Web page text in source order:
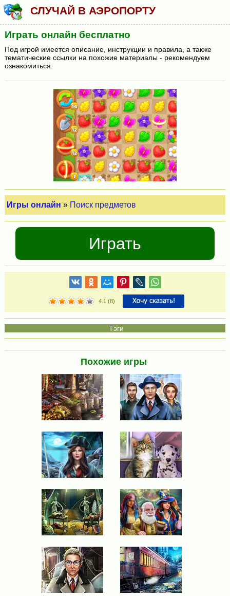
СЛУЧАЙ В АЭРОПОРТУ
Играть онлайн бесплатно
Под игрой имеется описание, инструкции и правила, а также
тематические ссылки на похожие материалы - рекомендуем
ознакомиться.
Игры онлайн » Поиск предметов
Играть
4.1 (8)
Похожие игры